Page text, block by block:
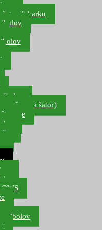
šator ili barku
ručne, za šator)
ribolov